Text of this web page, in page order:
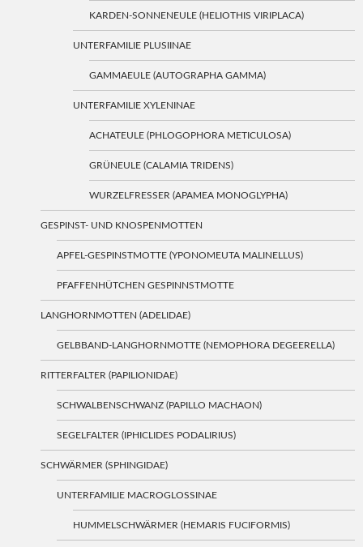
KARDEN-SONNENEULE (HELIOTHIS VIRIPLACA)
UNTERFAMILIE PLUSIINAE
GAMMAEULE (AUTOGRAPHA GAMMA)
UNTERFAMILIE XYLENINAE
ACHATEULE (PHLOGOPHORA METICULOSA)
GRÜNEULE (CALAMIA TRIDENS)
WURZELFRESSER (APAMEA MONOGLYPHA)
GESPINST- UND KNOSPENMOTTEN
APFEL-GESPINSTMOTTE (YPONOMEUTA MALINELLUS)
PFAFFENHÜTCHEN GESPINNSTMOTTE
LANGHORNMOTTEN (ADELIDAE)
GELBBAND-LANGHORNMOTTE (NEMOPHORA DEGEERELLA)
RITTERFALTER (PAPILIONIDAE)
SCHWALBENSCHWANZ (PAPILLO MACHAON)
SEGELFALTER (IPHICLIDES PODALIRIUS)
SCHWÄRMER (SPHINGIDAE)
UNTERFAMILIE MACROGLOSSINAE
HUMMELSCHWÄRMER (HEMARIS FUCIFORMIS)